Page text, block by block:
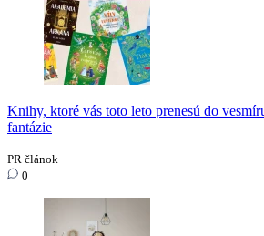
Knihy, ktoré vás toto leto prenesú do
fantázie
PR článok
0